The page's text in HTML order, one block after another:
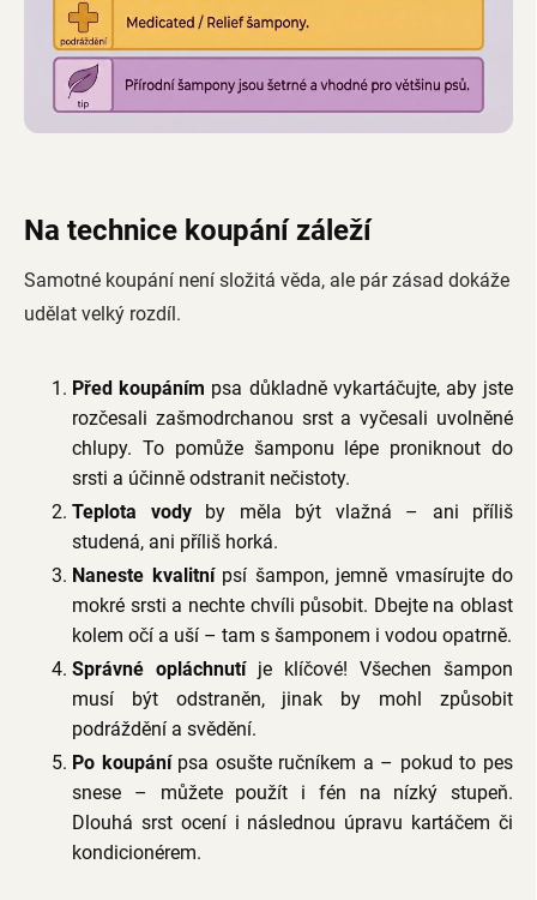
Na technice koupání záleží
Samotné koupání není složitá věda, ale pár zásad dokáže
udělat velký rozdíl.
Před koupáním psa důkladně vykartáčujte, aby jste
rozčesali zašmodrchanou srst a vyčesali uvolněné
chlupy. To pomůže šamponu lépe proniknout do
srsti a účinně odstranit nečistoty.
Teplota vody by měla být vlažná – ani příliš
studená, ani příliš horká.
Naneste kvalitnípsí šampon, jemně vmasírujte do
mokré srsti a nechte chvíli působit. Dbejte na oblast
kolem očí a uší – tam s šamponem i vodou opatrně.
Správné opláchnutíje klíčové! Všechen šampon
musí být odstraněn, jinak by mohl způsobit
podráždění a svědění.
Po koupánípsa osušte ručníkem a – pokud to pes
snese – můžete použít i fén na nízký stupeň.
Dlouhá srst ocení i následnou úpravu kartáčem či
kondicionérem.